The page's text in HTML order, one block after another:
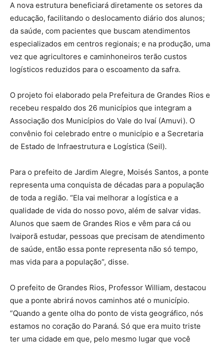
A nova estrutura beneficiará diretamente os setores da
educação, facilitando o deslocamento diário dos alunos;
da saúde, com pacientes que buscam atendimentos
especializados em centros regionais; e na produção, uma
vez que agricultores e caminhoneiros terão custos
logísticos reduzidos para o escoamento da safra.
O projeto foi elaborado pela Prefeitura de Grandes Rios e
recebeu respaldo dos 26 municípios que integram a
Associação dos Municípios do Vale do Ivaí (Amuvi). O
convênio foi celebrado entre o município e a Secretaria
de Estado de Infraestrutura e Logística (Seil).
Para o prefeito de Jardim Alegre, Moisés Santos, a ponte
representa uma conquista de décadas para a população
de toda a região. “Ela vai melhorar a logística e a
qualidade de vida do nosso povo, além de salvar vidas.
Alunos que saem de Grandes Rios e vêm para cá ou
Ivaiporã estudar, pessoas que precisam de atendimento
de saúde, então essa ponte representa não só tempo,
mas vida para a população”, disse.
O prefeito de Grandes Rios, Professor William, destacou
que a ponte abrirá novos caminhos até o município.
“Quando a gente olha do ponto de vista geográfico, nós
estamos no coração do Paraná. Só que era muito triste
ter uma cidade em que, pelo mesmo lugar que você